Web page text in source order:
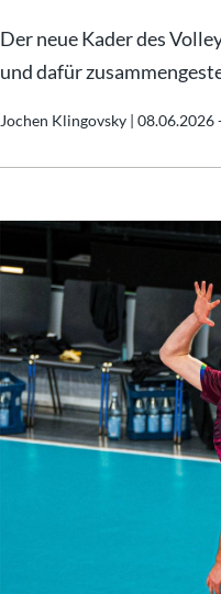
Der neue Kader des
und dafür
Jochen Klingovsky | 08.06.2026